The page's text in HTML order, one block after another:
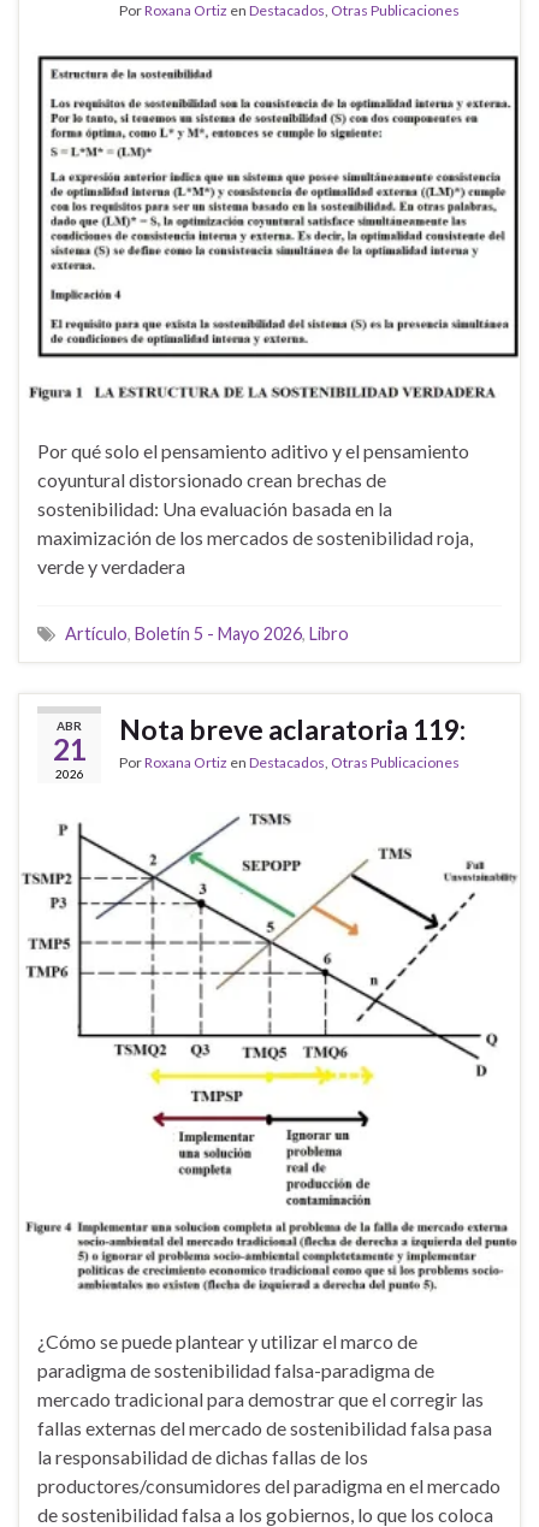
PorRoxana Ortiz en Destacados, Otras Publicaciones
Por qué solo el pensamiento aditivo y el pensamiento
coyuntural distorsionado crean brechas de
sostenibilidad: Una evaluación basada en la
maximización de los mercados de sostenibilidad roja,
verde y verdadera
Artículo, Boletín 5 - Mayo 2026, Libro
ABR
21
2026
Nota breve aclaratoria 119:
PorRoxana Ortiz en Destacados, Otras Publicaciones
¿Cómo se puede plantear y utilizar el marco de
paradigma de sostenibilidad falsa-paradigma de
mercado tradicional para demostrar que el corregir las
fallas externas del mercado de sostenibilidad falsa pasa
la responsabilidad de dichas fallas de los
productores/consumidores del paradigma en el mercado
de sostenibilidad falsa a los gobiernos, lo que los coloca